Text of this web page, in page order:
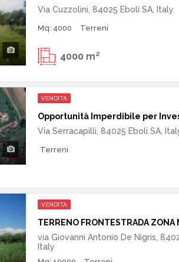
Via Cuzzolini, 84025 Eboli SA, Italy
Mq: 4000 Terreni
4000 m²
VENDITA
Via Serracapilli, 84025 Eboli SA,
Terreni
VENDITA
via Giovanni Antonio De Nigris,
Italy